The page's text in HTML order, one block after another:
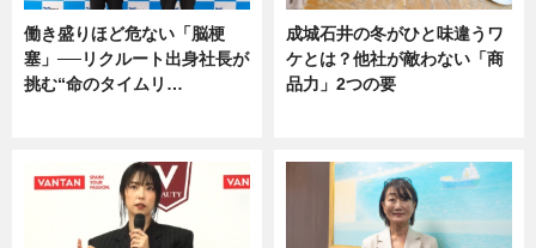
働き盛りほど危ない「脳梗
塞」──リクルート出身社長が
挑む“命のタイムリ…
成城石井の冬がひと味違うワ
ケとは？他社が敵わない「商
品力」2つの要